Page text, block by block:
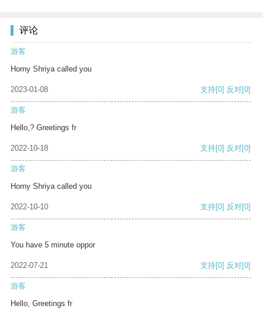
评论
游客
Horny Shriya called you
2023-01-08 支持[0] 反对[0]
游客
Hello,? Greetings fr
2022-10-18 支持[0] 反对[0]
游客
Horny Shriya called you
2022-10-10 支持[0] 反对[0]
游客
You have 5 minute oppor
2022-07-21 支持[0] 反对[0]
游客
Hello, Greetings fr